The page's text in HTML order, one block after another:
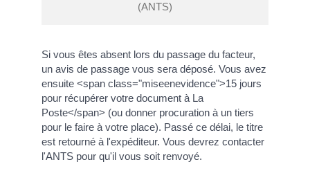
(ANTS)
Si vous êtes absent lors du passage du facteur,
un avis de passage vous sera déposé. Vous avez
ensuite <span class="miseenevidence">15 jours
pour récupérer votre document à La
Poste</span> (ou donner procuration à un tiers
pour le faire à votre place). Passé ce délai, le titre
est retourné à l'expéditeur. Vous devrez contacter
l'ANTS pour qu'il vous soit renvoyé.